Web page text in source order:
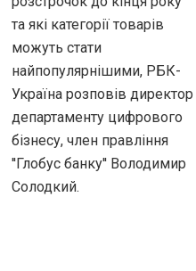
та які категорії товарів
можуть стати
найпопулярнішими, РБК-
Україна розповів директор
департаменту цифрового
бізнесу, член правління
''Глобус банку'' Володимир
Солодкий.